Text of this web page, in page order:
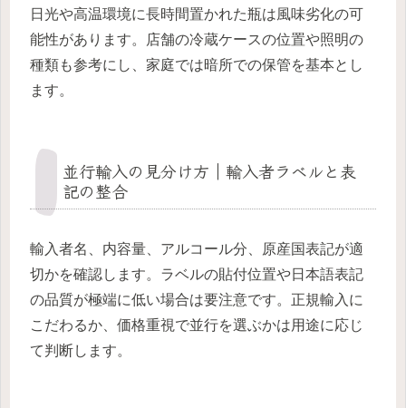
日光や高温環境に長時間置かれた瓶は風味劣化の可
能性があります。店舗の冷蔵ケースの位置や照明の
種類も参考にし、家庭では暗所での保管を基本とし
ます。
並行輸入の見分け方｜輸入者ラベルと表
記の整合
輸入者名、内容量、アルコール分、原産国表記が適
切かを確認します。ラベルの貼付位置や日本語表記
の品質が極端に低い場合は要注意です。正規輸入に
こだわるか、価格重視で並行を選ぶかは用途に応じ
て判断します。